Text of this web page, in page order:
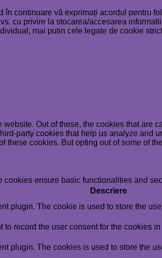
continuare vă exprimați acordul pentru
cu privire la stocarea/accesarea
mai putin cele legate de cookie
Out of these, the cookies that are
party cookies that help us analyze and
cookies. But opting out of some of
ensure basic functionalities and
Descriere
plugin. The cookie is used to store the
record the user consent for the cookies
plugin. The cookies is used to store the